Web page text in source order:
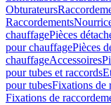
Obturateurs
Raccordements
chauffagePièces
pour chauffagePièces
chauffageAccessoires
pour tubes et raccords
pour tubesFixations de
Fixations de